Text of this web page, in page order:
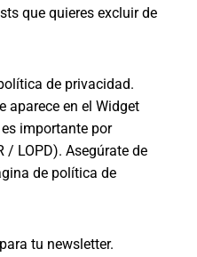
que quieres excluir de
de privacidad.
aparece en el Widget
importante por
/ LOPD). Asegúrate de
de política de
tu newsletter.